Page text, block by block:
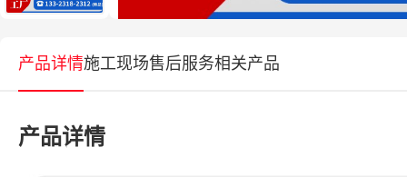
产品详情施工现场售后服务相关产品
产品详情